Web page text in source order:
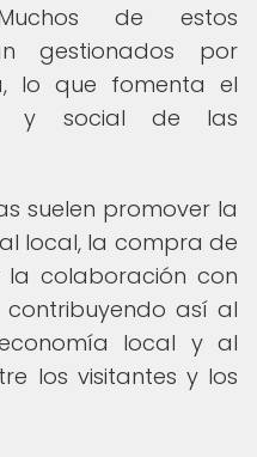
de estos
gestionados por
lo que fomenta el
y social de las
suelen promover la
local, la compra de
la colaboración con
contribuyendo así al
local y al
los visitantes y los